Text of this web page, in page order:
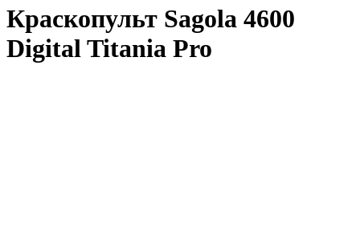
Краскопульт Sagola 4600
Digital Titania Pro